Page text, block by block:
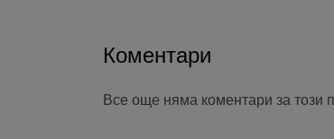
Коментари
Все още няма коментари за този